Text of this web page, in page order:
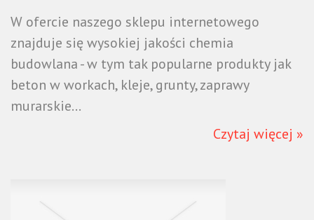
W ofercie naszego sklepu internetowego
znajduje się wysokiej jakości chemia
budowlana - w tym tak popularne produkty jak
beton w workach, kleje, grunty, zaprawy
murarskie...
Czytaj więcej »